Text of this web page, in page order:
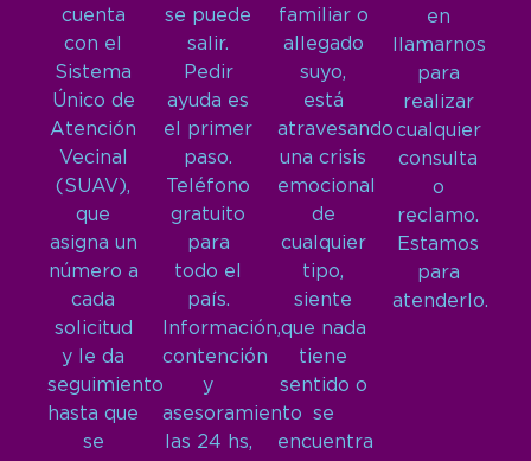
cuenta
con el
Sistema
Único de
Atención
Vecinal
(SUAV),
que
asigna un
número a
cada
solicitud
y le da
seguimiento
hasta que
se
se puede
salir.
Pedir
ayuda es
el primer
paso.
Teléfono
gratuito
para
todo el
país.
Información,
contención
y
asesoramiento
las 24 hs,
familiar o
allegado
suyo,
está
atravesando
una crisis
emocional
de
cualquier
tipo,
siente
que nada
tiene
sentido o
se
encuentra
en
llamarnos
para
realizar
cualquier
consulta
o
reclamo.
Estamos
para
atenderlo.